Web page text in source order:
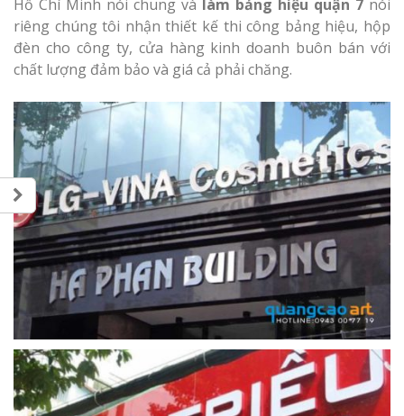
Hồ Chí Minh nói chung và làm bảng hiệu quận 7 nói
riêng chúng tôi nhận thiết kế thi công bảng hiệu, hộp
đèn cho công ty, cửa hàng kinh doanh buôn bán với
chất lượng đảm bảo và giá cả phải chăng.